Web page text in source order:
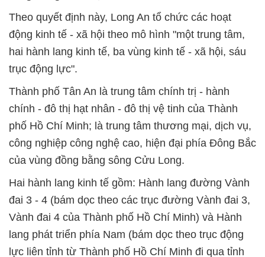
Theo quyết định này, Long An tổ chức các hoạt
động kinh tế - xã hội theo mô hình "một trung tâm,
hai hành lang kinh tế, ba vùng kinh tế - xã hội, sáu
trục động lực".
Thành phố Tân An là trung tâm chính trị - hành
chính - đô thị hạt nhân - đô thị vệ tinh của Thành
phố Hồ Chí Minh; là trung tâm thương mại, dịch vụ,
công nghiệp công nghệ cao, hiện đại phía Đông Bắc
của vùng đồng bằng sông Cửu Long.
Hai hành lang kinh tế gồm: Hành lang đường Vành
đai 3 - 4 (bám dọc theo các trục đường Vành đai 3,
Vành đai 4 của Thành phố Hồ Chí Minh) và Hành
lang phát triển phía Nam (bám dọc theo trục động
lực liên tỉnh từ Thành phố Hồ Chí Minh đi qua tỉnh